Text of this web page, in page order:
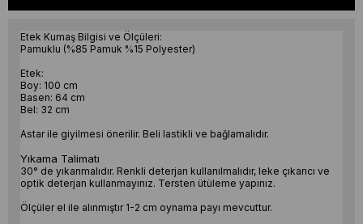
Etek Kumaş Bilgisi ve Ölçüleri:
Pamuklu (%85 Pamuk %15 Polyester)
Etek:
Boy: 100 cm
Basen: 64 cm
Bel: 32 cm
Astar ile giyilmesi önerilir. Beli lastikli ve bağlamalıdır.
Yıkama Talimatı
30° de yıkanmalıdır. Renkli deterjan kullanılmalıdır, leke çıkarıcı ve
optik deterjan kullanmayınız. Tersten ütüleme yapınız.
Ölçüler el ile alınmıştır 1-2 cm oynama payı mevcuttur.